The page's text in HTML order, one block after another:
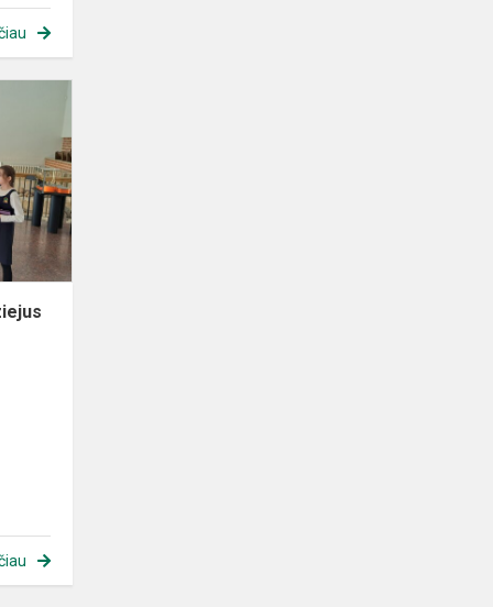
muziejus